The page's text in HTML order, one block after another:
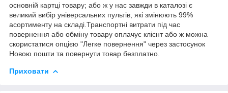
основній картці товару; або ж у нас завжди в каталозі є
великий вибір універсальних пультів, які змінюють 99%
асортименту на складі.Транспортні витрати під час
повернення або обміну товару оплачує клієнт або ж можна
скористатися опцією "Легке повернення" через застосунок
Новою пошти та повернути товар безплатно.
Приховати